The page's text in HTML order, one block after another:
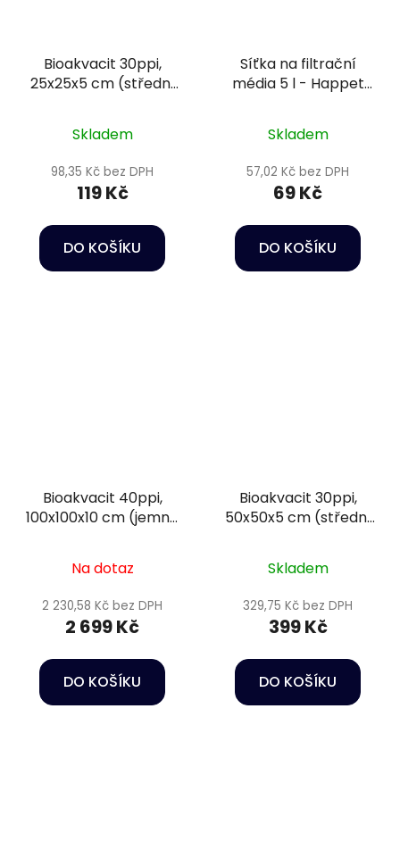
Bioakvacit 30ppi,
25x25x5 cm (střední
Skladem
98,35 Kč bez DPH
119 Kč
DO KOŠÍKU
Síťka na filtrační
média 5 l - Happet
Skladem
57,02 Kč bez DPH
69 Kč
DO KOŠÍKU
Bioakvacit 40ppi,
100x100x10 cm (jemná
Na dotaz
2 230,58 Kč bez DPH
2 699 Kč
DO KOŠÍKU
Bioakvacit 30ppi,
50x50x5 cm (střední
Skladem
329,75 Kč bez DPH
399 Kč
DO KOŠÍKU